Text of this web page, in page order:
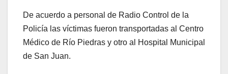
De acuerdo a personal de Radio Control de la
Policía las víctimas fueron transportadas al Centro
Médico de Río Piedras y otro al Hospital Municipal
de San Juan.